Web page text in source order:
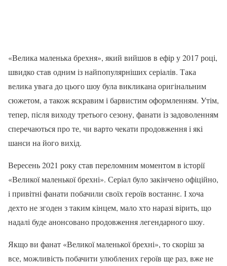
«Велика маленька брехня», який вийшов в ефір у 2017 році,
швидко став одним із найпопулярніших серіалів. Така
велика увага до цього шоу була викликана оригінальним
сюжетом, а також яскравим і барвистим оформленням. Утім,
тепер, після виходу третього сезону, фанати із задоволенням
сперечаються про те, чи варто чекати продовження і які
шанси на його вихід.
Вересень 2021 року став переломним моментом в історії
«Великої маленької брехні». Серіал було закінчено офіційно,
і привітні фанати побачили своїх героїв востаннє. І хоча
дехто не згоден з таким кінцем, мало хто наразі вірить, що
надалі буде анонсовано продовження легендарного шоу.
Якщо ви фанат «Великої маленької брехні», то скоріш за
все, можливість побачити улюблених героїв ще раз, вже не